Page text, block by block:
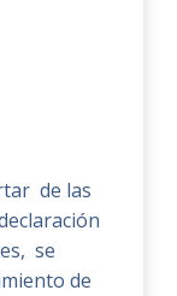
de las
se
de